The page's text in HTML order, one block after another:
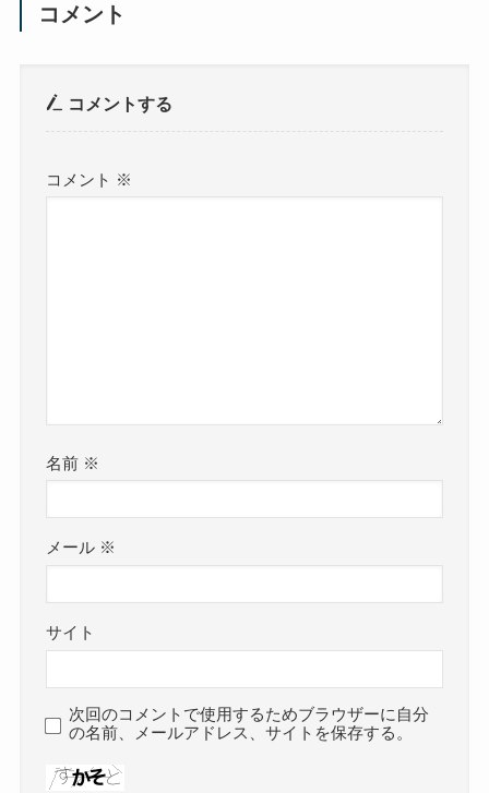
コメント
コメントする
コメント ※
名前 ※
メール ※
サイト
次回のコメントで使用するためブラウザーに自分
の名前、メールアドレス、サイトを保存する。